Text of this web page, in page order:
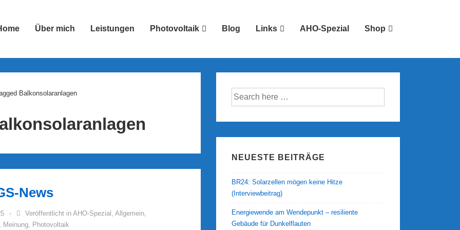
Über mich Leistungen Photovoltaik Blog Links AHO-Spezial Shop
Balkonsolaranlagen
News
Veröffentlicht in AHO-Spezial , Allgemein,
Meinung, Photovoltaik
Suche
nach:
NEUESTE BEITRÄGE
BR24: Solarzellen mögen keine Hitze
(Interviewbeitrag)
Energiewende am Wendepunkt – resiliente
Gebäude für Dunkelflauten